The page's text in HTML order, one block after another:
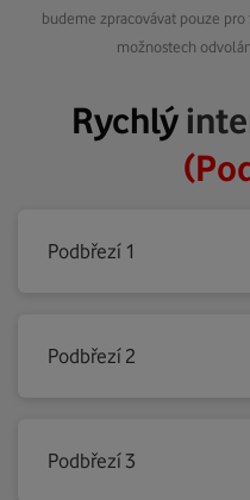
budeme zpracovávat pouze
možnostech
Rychlý
Podbřezí 1
Podbřezí 2
Podbřezí 3